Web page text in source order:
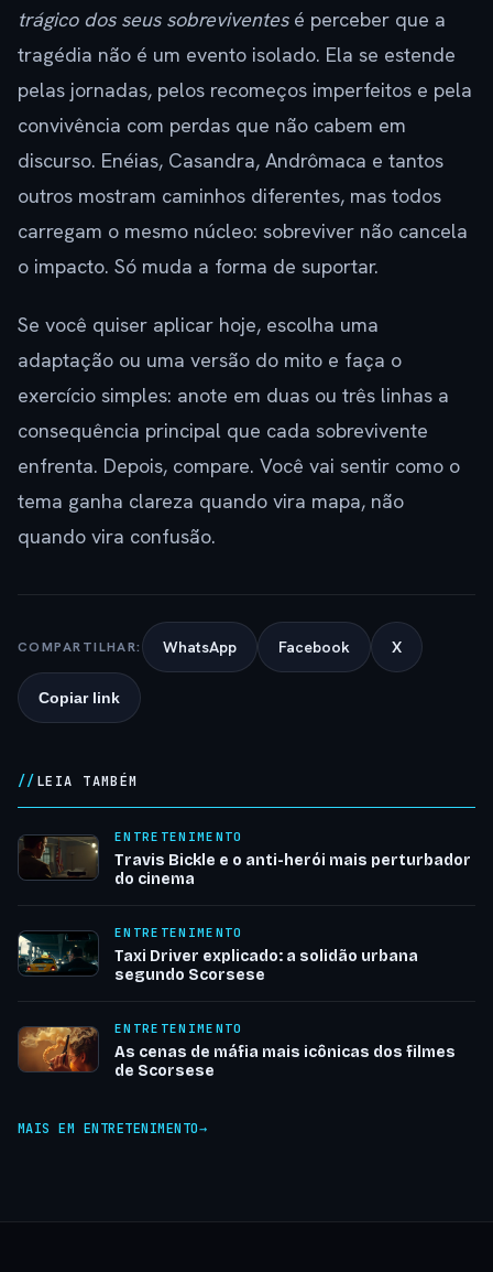
trágico dos seus sobreviventesé perceber que a
tragédia não é um evento isolado. Ela se estende
pelas jornadas, pelos recomeços imperfeitos e pela
convivência com perdas que não cabem em
discurso. Enéias, Casandra, Andrômaca e tantos
outros mostram caminhos diferentes, mas todos
carregam o mesmo núcleo: sobreviver não cancela
o impacto. Só muda a forma de suportar.
Se você quiser aplicar hoje, escolha uma
adaptação ou uma versão do mito e faça o
exercício simples: anote em duas ou três linhas a
consequência principal que cada sobrevivente
enfrenta. Depois, compare. Você vai sentir como o
tema ganha clareza quando vira mapa, não
quando vira confusão.
COMPARTILHAR: WhatsApp Facebook X
Copiar link
LEIA TAMBÉM
ENTRETENIMENTO
Travis Bickle e o anti-herói mais perturbador
do cinema
ENTRETENIMENTO
Taxi Driver explicado: a solidão urbana
segundo Scorsese
ENTRETENIMENTO
As cenas de máfia mais icônicas dos filmes
de Scorsese
MAIS EM ENTRETENIMENTO